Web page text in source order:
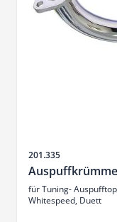
Artikelnr.
201.335
für Tuning-
Whitespeed, Duett